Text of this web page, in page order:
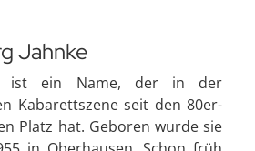
Jahnke
ist ein Name, der in der
Kabarettszene seit den 80er-
Platz hat. Geboren wurde sie